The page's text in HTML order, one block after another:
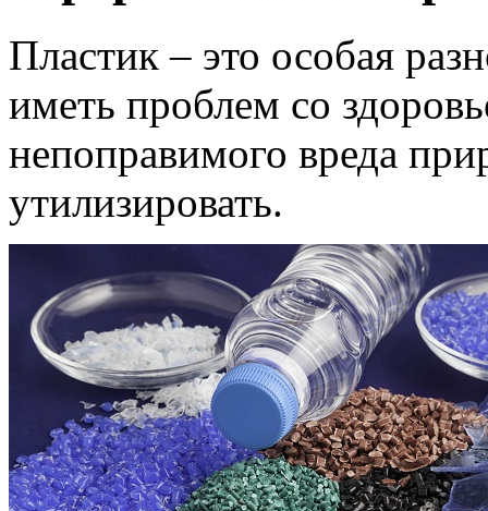
Пластик – это особая
иметь проблем со
непоправимого вреда
утилизировать.